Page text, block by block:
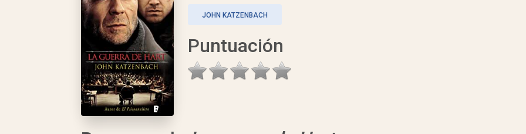
JOHN KATZENBACH
Puntuación